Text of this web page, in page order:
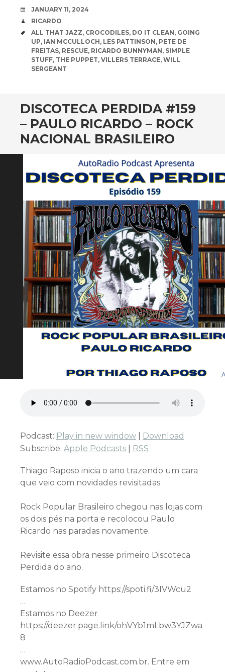
DATE
JANUARY 11, 2024
AUTHOR
RICARDO
TAGS
ALL THAT JAZZ, CROCODILES, DO IT CLEAN, GOING
UP, IAN MCCULLOCH, LES PATTINSON, PETE DE
FREITAS, RESCUE, RICARDO BUNNYMAN, SIMPLE
STUFF, THE PUPPET, VILLERS TERRACE, WILL
SERGEANT
DISCOTECA PERDIDA #159
– PAULO RICARDO – ROCK
NACIONAL BRASILEIRO
Podcast: Play in new window
Download
Subscribe: Apple Podcasts RSS
Thiago Raposo inicia o ano trazendo um cara
que veio com novidades revisitadas
Rock Popular Brasileiro chegou nas lojas com
os dois pés na porta e recolocou Paulo
Ricardo nas paradas novamente.
Revisite essa obra nesse primeiro Discoteca
Perdida do ano.
Estamos no Spotify https://spoti.fi/3IVWcu2
…
Estamos no Deezer
https://deezer.page.link/ohVYb1mLbw3YJZwa
8
…
www.AutoRadioPodcast.com.br. Entre em